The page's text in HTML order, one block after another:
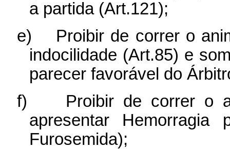
a partida (Art.121);
e)
Proibir de correr o
indocilidade (Art.85) e
parecer favorável do
f)
Proibir de correr o
apresentar Hemorragia
Furosemida);